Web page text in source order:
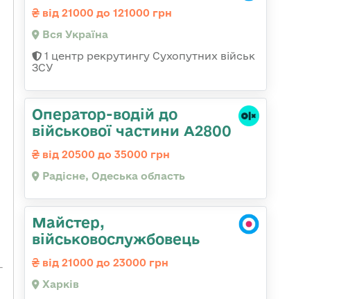
від 21000 до 121000 грн
Вся Україна
1 центр рекрутингу Сухопутних військ
ЗСУ
Оператор-водій до
військової частини А2800
від 20500 до 35000 грн
Радісне, Одеська область
Майстер,
військовослужбовець
від 21000 до 23000 грн
Харків